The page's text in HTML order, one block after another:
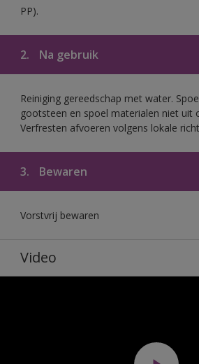
PP).
2. Na gebruik
Reiniging gereedschap met water.
gootsteen en spoel materialen niet uit
Verfresten afvoeren volgens lokale
3. Bewaren
Vorstvrij bewaren
Video